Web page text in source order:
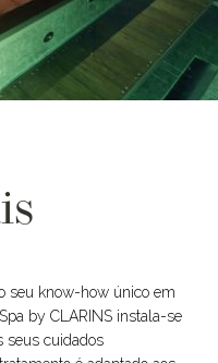
seu know-how único em
by CLARINS instala-se
seus cuidados